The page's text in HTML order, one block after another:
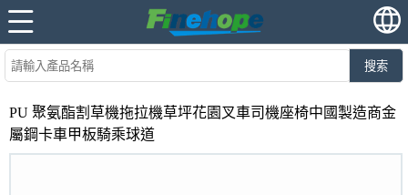
搜索
PU 聚氨酯割草機拖拉機草坪花園叉車司機座椅中國製造商金
屬鋼卡車甲板騎乘球道